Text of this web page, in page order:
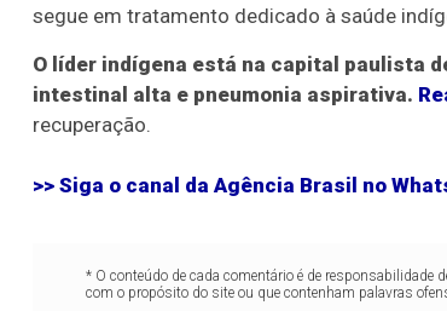
segue em tratamento dedicado à saúde
O líder indígena está na capital paulista
intestinal alta e pneumonia aspirativa.
recuperação.
>> Siga o canal da Agência Brasil no
* O conteúdo de cada comentário é de responsabilidade
com o propósito do site ou que contenham palavras